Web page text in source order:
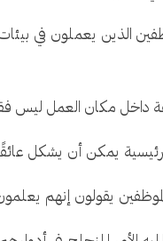
الذين يعملون في
داخل مكان العمل ليس
يمكن أن يشكل عائقًا